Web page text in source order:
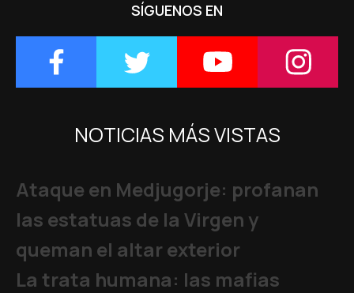
SÍGUENOS EN
NOTICIAS MÁS VISTAS
Ataque en Medjugorje: profanan
las estatuas de la Virgen y
queman el altar exterior
La trata humana: las mafias